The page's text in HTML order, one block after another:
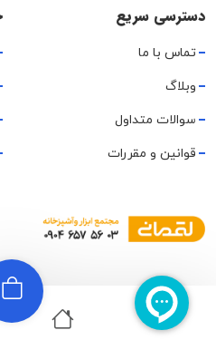
دسترسی سریع
تماس با ما
وبلاگ
سوالات متداول
قوانین و مقررات
تمامی حقوق متعلق به مجموعه